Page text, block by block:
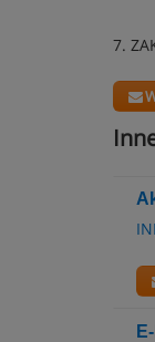
7.